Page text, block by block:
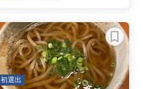
初選出